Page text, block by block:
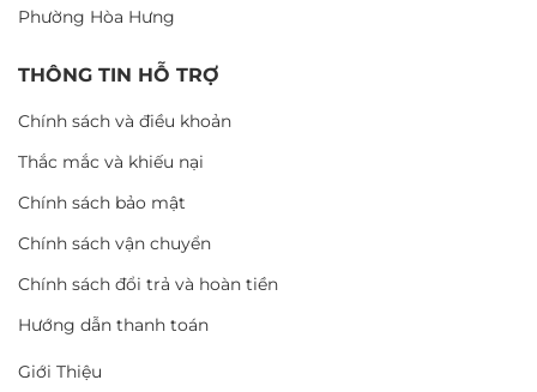
Phường Hòa Hưng
THÔNG TIN HỖ TRỢ
Chính sách và điều khoản
Thắc mắc và khiếu nại
Chính sách bảo mật
Chính sách vận chuyển
Chính sách đổi trả và hoàn tiền
Hướng dẫn thanh toán
Giới Thiệu